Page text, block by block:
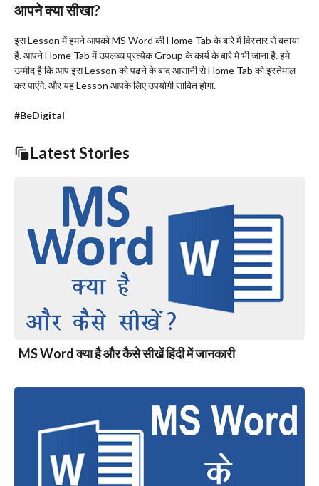
आपने क्या सीखा?
इस Lesson में हमने आपको MS Word की Home Tab के बारे में विस्तार से बताया
है. आपने Home Tab में उपलब्ध प्रत्येक Group के कार्य के बारे मे भी जाना है. हमे
उम्मीद है कि आप इस Lesson को पढने के बाद आसानी से Home Tab को इस्तेमाल
कर पाएंगे. और यह Lesson आपके लिए उपयोगी साबित होगा.
#BeDigital
Latest Stories
MS Word क्या है और कैसे सीखें हिंदी में जानकारी